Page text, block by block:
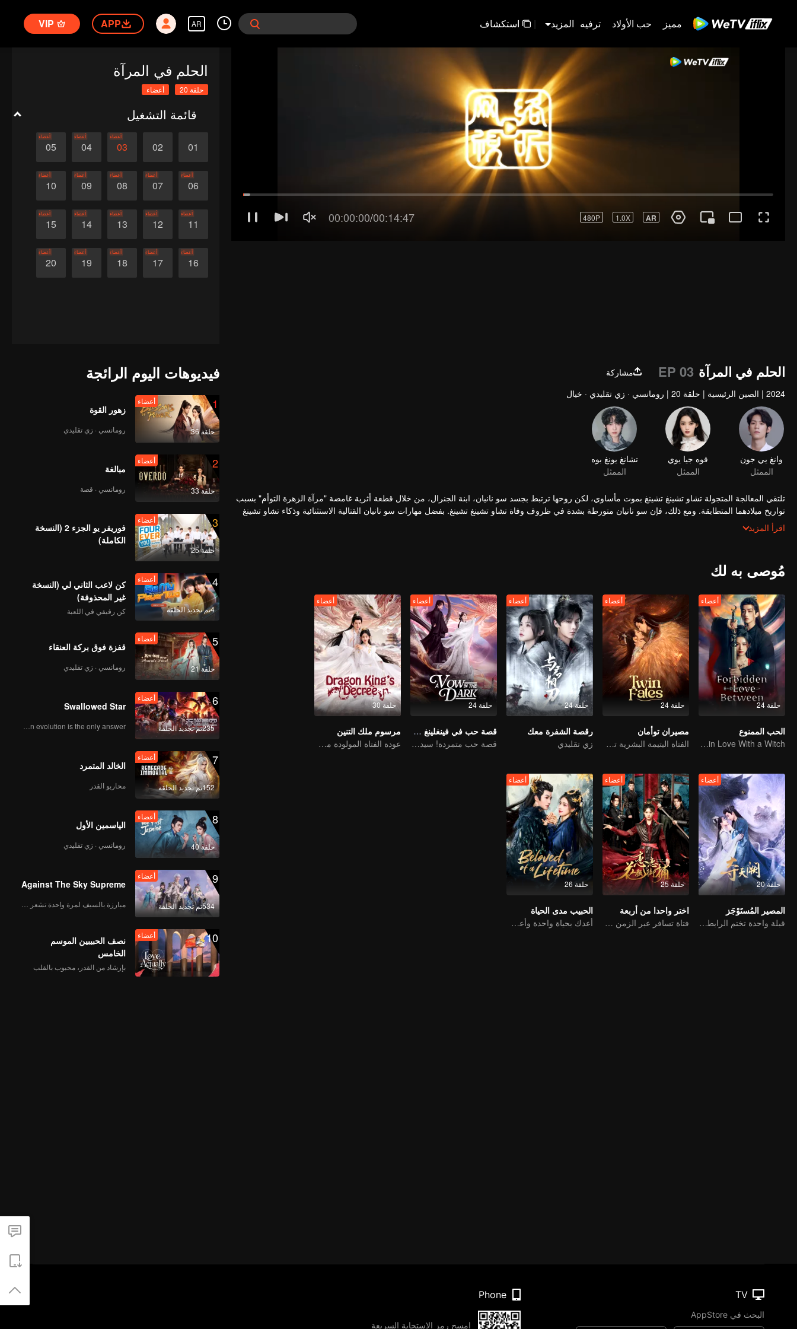
مميز حب الأولاد ترفيه المزيد | استكشاف AR
APP
VIP
الحلم في المرآة
حلقة 20 أعضاء
قائمة التشغيل
01
02
03
أعضاء
04
أعضاء
05
أعضاء
06
أعضاء
07
أعضاء
08
أعضاء
09
أعضاء
10
أعضاء
11
أعضاء
12
أعضاء
13
أعضاء
14
أعضاء
15
أعضاء
16
أعضاء
17
أعضاء
18
أعضاء
19
أعضاء
20
أعضاء
الحلم في المرآة EP 03
مشاركة
2024
| الصين الرئيسية | حلقة 20 | رومانسي · زي تقليدي · خيال
وانغ يي جون
الممثل
قوه جيا يوي
الممثل
تشانغ يونغ بوه
الممثل
تلتقي المعالجة المتجولة تشاو تشينغ تشينغ بموت مأساوي، لكن روحها ترتبط بجسد سو نانيان، ابنة الجنرال، من خلال قطعة أثرية غامضة "مرآة الزهرة التوأم" بسبب
تواريخ ميلادهما المتطابقة. ومع ذلك، فإن سو نانيان متورطة بشدة في ظروف وفاة تشاو تشينغ تشينغ. بفضل مهارات سو نانيان القتالية الاستثنائية وذكاء تشاو تشينغ
تشينغ الحاد، تشرع المرأتان، اللتان تتقاسمان جسدًا واحدًا، في رحلة انتقام في البلاط الإمبراطوري.
اقرأ المزيد
مُوصى به لك
حلقة 24
أعضاء
الحب الممنوع
An Immortal Falls in Love With a Witch
حلقة 24
أعضاء
مصيران توأمان
الفتاة اليتيمة البشرية تقدم نفسها للتواصل مع الوحش الإلهي
حلقة 24
أعضاء
رقصة الشفرة معك
زي تقليدي
حلقة 24
أعضاء
قصة حب في فينغلينغ فيري
قصة حب متمردة! سيد الشياطين يلاحق زوجته الجنية الصغيرة
حلقة 30
أعضاء
مرسوم ملك التنين
عودة الفتاة المولودة من محظية والمُستهزأ بها
حلقة 20
أعضاء
المصير المُستَوْجَز
قبلة واحدة تختم الرابطة، حب يدوم ألف عام
حلقة 25
أعضاء
اختر واحدا من أربعة
فتاة تسافر عبر الزمن وتسعى للفوز بأربعة رجال وسيمين
حلقة 26
أعضاء
الحبيب مدى الحياة
أعدك بحياة واحدة وأعطني ثلاثة أرواح
فيديوهات اليوم الرائجة
1
حلقة 36
أعضاء
زهور القوة
رومانسي · زي تقليدي
2
حلقة 33
أعضاء
مبالغة
رومانسي · قصة
3
حلقة 25
أعضاء
فوريفر يو الجزء 2 (النسخة
الكاملة)
4
4تم تجديد الحلقة
أعضاء
كن لاعب الثاني لي (النسخة
غير المحذوفة)
كن رفيقي في اللعبة
5
حلقة 21
أعضاء
قفزة فوق بركة العنقاء
رومانسي · زي تقليدي
6
235تم تجديد الحلقة
أعضاء
Swallowed Star
Human evolution is the only answer.
7
152تم تجديد الحلقة
أعضاء
الخالد المتمرد
محاربو القدر
8
حلقة 40
أعضاء
الياسمين الأول
رومانسي · زي تقليدي
9
534تم تجديد الحلقة
أعضاء
Against The Sky Supreme
10 أعضاء
نصف الحبيبين الموسم
الخامس
بإرشاد من القدر، محبوب بالقلب
TV
البحث في AppStore
Phone
امسح رمز الاستجابة السريعة